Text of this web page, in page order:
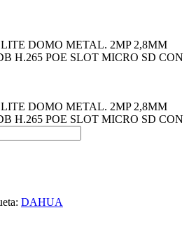
DOMO METAL. 2MP 2,8MM
H.265 POE SLOT MICRO SD CON
DOMO METAL. 2MP 2,8MM
H.265 POE SLOT MICRO SD CON
DAHUA